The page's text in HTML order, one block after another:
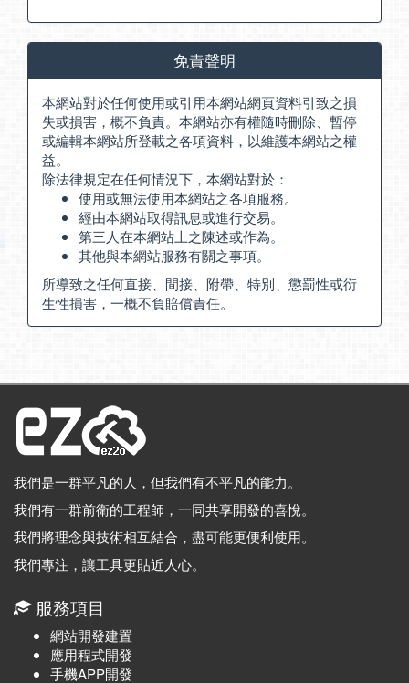
免責聲明
本網站對於任何使用或引用本網站網頁資料引致之損
失或損害，概不負責。本網站亦有權隨時刪除、暫停
或編輯本網站所登載之各項資料，以維護本網站之權
益。
除法律規定在任何情況下，本網站對於：
使用或無法使用本網站之各項服務。
經由本網站取得訊息或進行交易。
第三人在本網站上之陳述或作為。
其他與本網站服務有關之事項。
所導致之任何直接、間接、附帶、特別、懲罰性或衍
生性損害，一概不負賠償責任。
我們是一群平凡的人，但我們有不平凡的能力。
我們有一群前衛的工程師，一同共享開發的喜悅。
我們將理念與技術相互結合，盡可能更便利使用。
我們專注，讓工具更貼近人心。
服務項目
網站開發建置
應用程式開發
手機APP開發